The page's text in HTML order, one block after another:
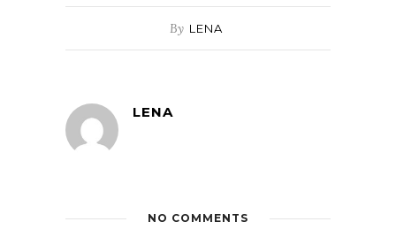
By LENA
LENA
NO COMMENTS